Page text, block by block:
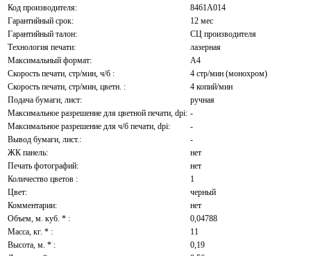
Код производителя:
8461A014
Гарантийный срок:
12 мес
Гарантийный талон:
СЦ производителя
Технология печати:
лазерная
Максимальный формат:
А4
Скорость печати, стр/мин, ч/б :
4 стр/мин (монохром)
Скорость печати, стр/мин, цветн. :
4 копий/мин
Подача бумаги, лист:
ручная
Максимальное разрешение для цветной печати, dpi: -
Максимальное разрешение для ч/б печати, dpi:
-
Вывод бумаги, лист.:
-
ЖК панель:
нет
Печать фотографий:
нет
Количество цветов :
1
Цвет:
черный
Комментарии:
нет
Объем, м. куб. * :
0,04788
Масса, кг. * :
11
Высота, м. * :
0,19